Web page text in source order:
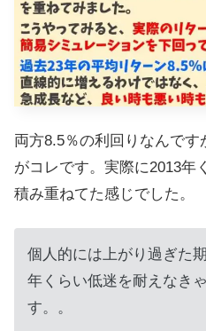
両方8.5％の利回りなんです
がコレです。実際に2013年
積み重ねてた感じでした。
個人的には上がり過ぎた
年くらい低迷を耐えなき
す。。